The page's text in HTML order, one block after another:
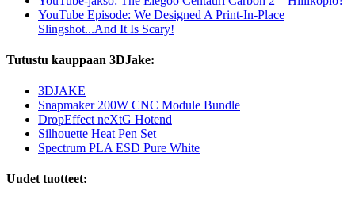
YouTube Episode: We Designed A Print-In-Place
Slingshot...And It Is Scary!
Tutustu kauppaan 3DJake:
3DJAKE
Snapmaker 200W CNC Module Bundle
DropEffect neXtG Hotend
Silhouette Heat Pen Set
Spectrum PLA ESD Pure White
Uudet tuotteet: